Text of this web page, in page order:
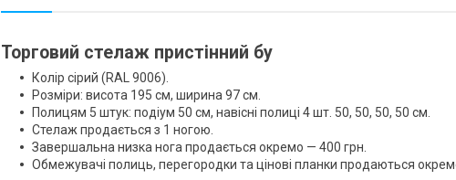
Торговий стелаж пристінний бу​
Колір сірий (RAL 9006).
Розміри: висота 195 см, ширина 97 см.
Полицям 5 штук: подіум 50 см, навісні полиці 4 шт. 50, 50, 50, 50 см.
Стелаж продається з 1 ногою.
Завершальна низка нога продається окремо — 400 грн.
Обмежувачі полиць, перегородки та цінові планки продаються